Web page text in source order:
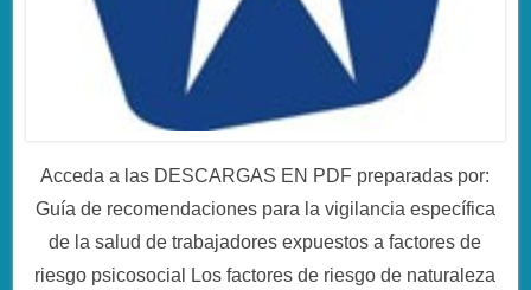
Acceda a las DESCARGAS EN PDF preparadas por:
Guía de recomendaciones para la vigilancia específica
de la salud de trabajadores expuestos a factores de
riesgo psicosocial Los factores de riesgo de naturaleza